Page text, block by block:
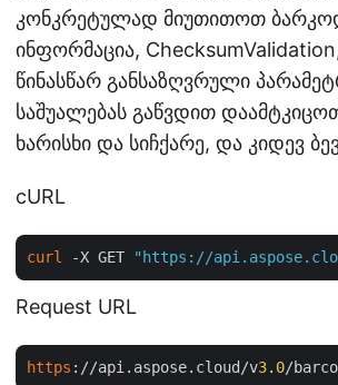
კონკრეტულად მიუთითოთ
ინფორმაცია,
წინასწარ განსაზღვრული
საშუალებას გაწვდით
ხარისხი და სიჩქარე, და კიდევ
cURL
curl -X GET "https://
Request URL
https ://api.aspose.cloud/v3. 0/